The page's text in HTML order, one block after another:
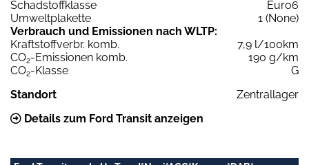
Schadstoffklasse
Euro6
Umweltplakette
1 (None)
Verbrauch und Emissionen nach WLTP:
Kraftstoffverbr. komb.
7,9 l/100km
CO2-Emissionen komb.
190 g/km
CO2-Klasse
G
Standort
Zentrallager
Details zum Ford Transit anzeigen